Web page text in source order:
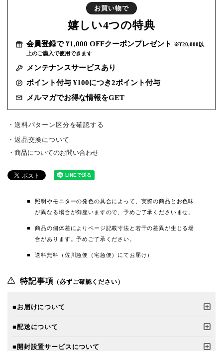
お買い物で
嬉しい4つの特典
会員登録で ¥1,000 OFFクーポンプレゼント
※¥20,000以
上のご購入で使用できます
メンテナンスサービスあり
ポイント付与 ¥100につき2ポイント付与
メルマガでお得な情報をGET
・送料パターン区分を確認する
返品交換について
商品についてのお問い合わせ
照明やモニターの発色の具合によって、実際の商品とお色味
が異なる場合が御座いますので、予めご了承くださいませ。
商品の個体差によりページ記載寸法と若干の差異が生じる場
合があります。予めご了承ください。
送料無料（佐川急便（宅急便）にてお届け）
特記事項 （必ずご確認ください）
■お届けについて
■配送について
■開封設置サービスについて